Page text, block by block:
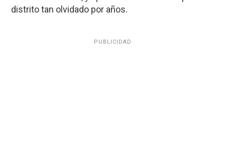
distrito tan olvidado por años.
PUBLICIDAD